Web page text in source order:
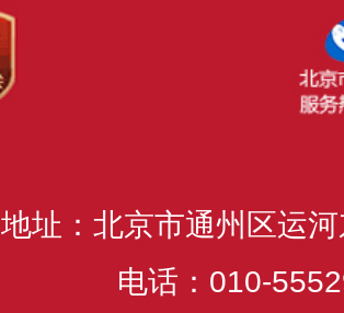
地址：北京市通州区运
电话：010-